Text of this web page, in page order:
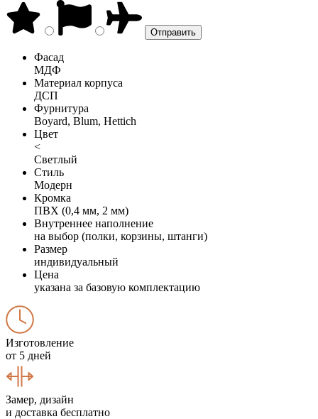
Фасад
МДФ
Материал корпуса
ДСП
Фурнитура
Boyard, Blum, Hettich
Цвет
<
Светлый
Стиль
Модерн
Кромка
ПВХ (0,4 мм, 2 мм)
Внутреннее наполнение
на выбор (полки, корзины, штанги)
Размер
индивидуальный
Цена
указана за базовую комплектацию
Изготовление
от 5 дней
Замер, дизайн
и доставка бесплатно